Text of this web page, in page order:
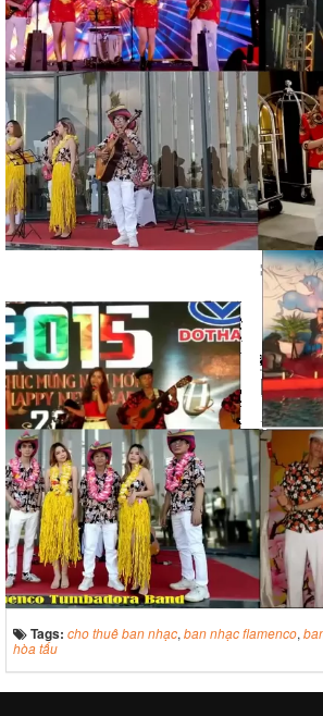
Tags: cho thuê ban nhạc, ban nhạc flamenco,
hòa tấu